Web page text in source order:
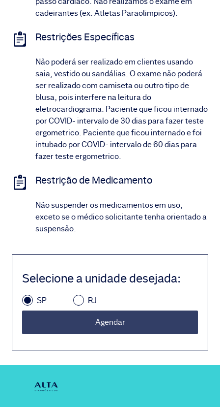
cadeirantes (ex. Atletas Paraolimpicos).
Restrições Específicas
Não poderá ser realizado em clientes usando
saia, vestido ou sandálias. O exame não poderá
ser realizado com camiseta ou outro tipo de
blusa, pois interfere na leitura do
eletrocardiograma. Paciente que ficou internado
por COVID- intervalo de 30 dias para fazer teste
ergometrico. Paciente que ficou internado e foi
intubado por COVID- intervalo de 60 dias para
fazer teste ergometrico.
Restrição de Medicamento
Não suspender os medicamentos em uso,
exceto se o médico solicitante tenha orientado a
suspensão.
Selecione a unidade desejada:
SP RJ
Agendar